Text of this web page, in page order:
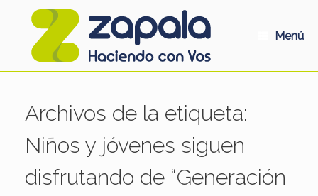
Menú
Archivos de la etiqueta:
Niños y jóvenes siguen
disfrutando de “Generación